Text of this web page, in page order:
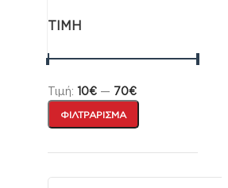
ΤΙΜΉ
ΦΙΛΤΡΆΡΙΣΜΑ
Τιμή: 10€ — 70€